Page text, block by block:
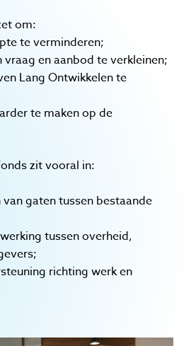
om:
te verminderen;
en aanbod te verkleinen;
Lang Ontwikkelen te
te maken op de
zit vooral in:
gaten tussen bestaande
tussen overheid,
richting werk en